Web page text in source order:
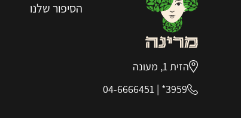
הזית 1, מעונה
3959*
|
04-6666451
הסיפור שלנו